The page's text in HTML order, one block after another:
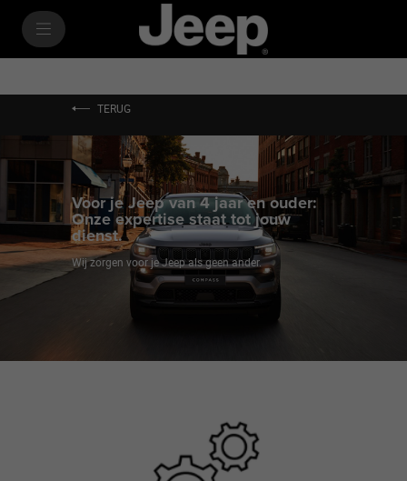
TERUG
Voor je Jeep van 4 jaar en ouder:
Onze expertise staat tot jouw
dienst.
Wij zorgen voor je Jeep als geen ander.